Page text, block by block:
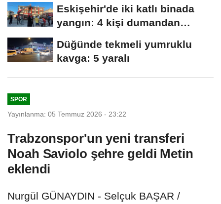
Eskişehir'de iki katlı binada
yangın: 4 kişi dumandan
Düğünde tekmeli yumruklu
kavga: 5 yaralı
SPOR
Yayınlanma: 05 Temmuz 2026 - 23:22
Trabzonspor'un yeni transferi
Noah Saviolo şehre geldi Metin
eklendi
Nurgül GÜNAYDIN - Selçuk BAŞAR /